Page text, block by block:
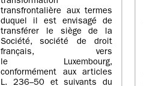
transfrontalière aux termes
duquel il est envisagé de
transférer le siège de la
Société, société de droit
français, vers
le Luxembourg,
conformément aux articles
L. 236–50 et suivants du